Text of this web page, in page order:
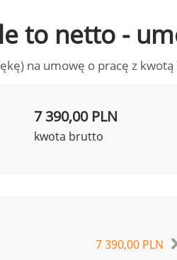
to netto -
na umowę o pracę z kwotą
7 390,00 PLN
kwota brutto
7 390,00 PLN